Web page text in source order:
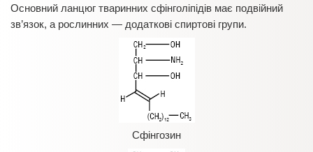
Основний ланцюг тваринних сфінголіпідів має подвійний
зв’язок, а рослинних — додаткові спиртові групи.
Сфінгозин